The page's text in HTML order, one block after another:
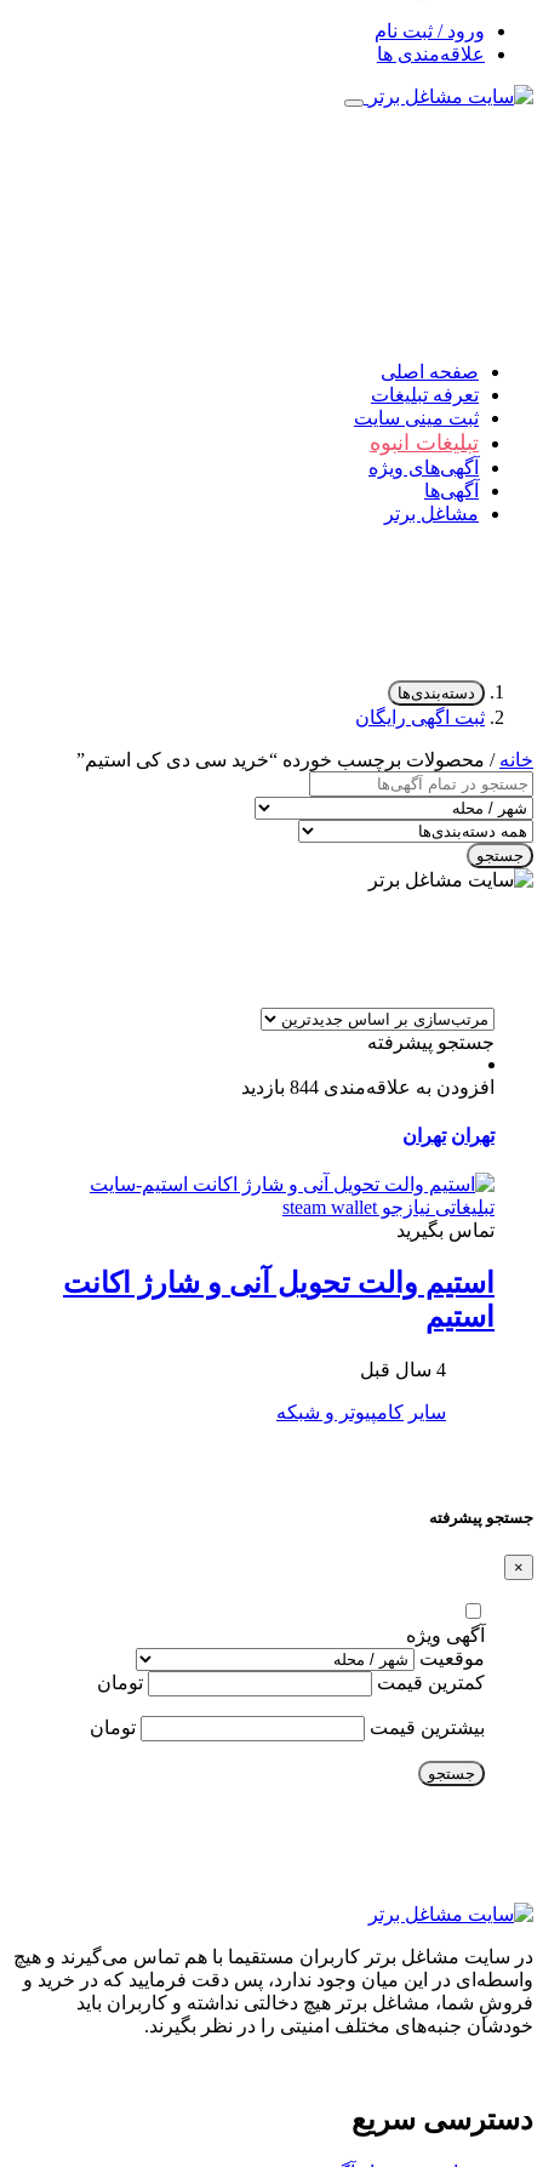
ورود / ثبت نام
علاقه‌مندی ها
صفحه اصلی
تعرفه تبلیغات
ثبت مینی سایت
تبلیغات انبوه
آگهی‌های ویژه
آگهی‌ها
مشاغل برتر
دسته‌بندی‌ها
ثبت اگهی رایگان
خانه / محصولات برچسب خورده “خرید سی دی کی استیم”
جستجو
جستجو پیشرفته
افزودن به علاقه‌مندی 844 بازدید
تهران تهران
تماس بگیرید
استیم والت تحویل آنی و شارژ اکانت
استیم
4 سال قبل
سایر کامپیوتر و شبکه
جستجو پیشرفته
×
آگهی ویژه
موقعیت
کمترین قیمت
تومان
بیشترین قیمت تومان
جستجو
در سایت مشاغل برتر کاربران مستقیما با هم تماس می‌گیرند و هیچ
واسطه‌ای در این میان وجود ندارد، پس دقت فرمایید که در خرید و
فروشِ شما، مشاغل برتر هیچ دخالتی نداشته و کاربران باید
خودشان جنبه‌های مختلف امنیتی را در نظر بگیرند.
دسترسی سریع